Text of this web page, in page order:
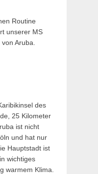
Routine
unserer MS
Aruba.
des
25 Kilometer
ist nicht
und hat nur
Hauptstadt ist
wichtiges
warmem Klima.